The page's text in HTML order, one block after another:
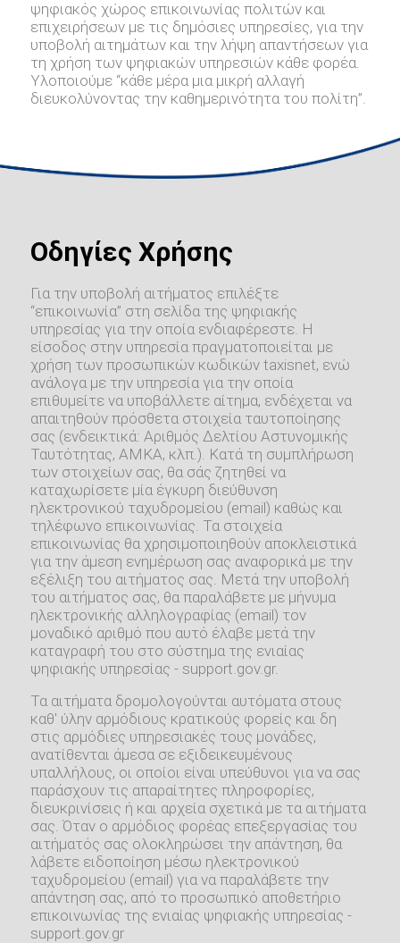
ψηφιακός χώρος επικοινωνίας πολιτών και
επιχειρήσεων με τις δημόσιες υπηρεσίες, για την
υποβολή αιτημάτων και την λήψη απαντήσεων για
τη χρήση των ψηφιακών υπηρεσιών κάθε φορέα.
Υλοποιούμε “κάθε μέρα μια μικρή αλλαγή
διευκολύνοντας την καθημερινότητα του πολίτη”.
Οδηγίες Χρήσης
Για την υποβολή αιτήματος επιλέξτε
“επικοινωνία” στη σελίδα της ψηφιακής
υπηρεσίας για την οποία ενδιαφέρεστε. Η
είσοδος στην υπηρεσία πραγματοποιείται με
χρήση των προσωπικών κωδικών taxisnet, ενώ
ανάλογα με την υπηρεσία για την οποία
επιθυμείτε να υποβάλλετε αίτημα, ενδέχεται να
απαιτηθούν πρόσθετα στοιχεία ταυτοποίησης
σας (ενδεικτικά: Αριθμός Δελτίου Αστυνομικής
Ταυτότητας, ΑΜΚΑ, κλπ.). Κατά τη συμπλήρωση
των στοιχείων σας, θα σάς ζητηθεί να
καταχωρίσετε μία έγκυρη διεύθυνση
ηλεκτρονικού ταχυδρομείου (email) καθώς και
τηλέφωνο επικοινωνίας. Τα στοιχεία
επικοινωνίας θα χρησιμοποιηθούν αποκλειστικά
για την άμεση ενημέρωση σας αναφορικά με την
εξέλιξη του αιτήματος σας. Μετά την υποβολή
του αιτήματος σας, θα παραλάβετε με μήνυμα
ηλεκτρονικής αλληλογραφίας (email) τον
μοναδικό αριθμό που αυτό έλαβε μετά την
καταγραφή του στο σύστημα της ενιαίας
ψηφιακής υπηρεσίας - support.gov.gr.
Τα αιτήματα δρομολογούνται αυτόματα στους
καθ' ύλην αρμόδιους κρατικούς φορείς και δη
στις αρμόδιες υπηρεσιακές τους μονάδες,
ανατίθενται άμεσα σε εξιδεικευμένους
υπαλλήλους, οι οποίοι είναι υπεύθυνοι για να σας
παράσχουν τις απαραίτητες πληροφορίες,
διευκρινίσεις ή και αρχεία σχετικά με τα αιτήματα
σας. Όταν ο αρμόδιος φορέας επεξεργασίας του
αιτήματός σας ολοκληρώσει την απάντηση, θα
λάβετε ειδοποίηση μέσω ηλεκτρονικού
ταχυδρομείου (email) για να παραλάβετε την
απάντηση σας, από το προσωπικό αποθετήριο
επικοινωνίας της ενιαίας ψηφιακής υπηρεσίας -
support.gov.gr